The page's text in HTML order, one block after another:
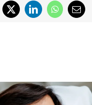
X LinkedInWhatsApp
Email